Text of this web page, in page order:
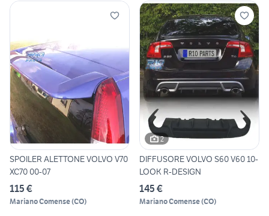
SPOILER ALETTONE VOLVO V70
XC70 00-07
115 €
Mariano Comense(CO)
2
DIFFUSORE VOLVO S60 V60 10-
LOOK R-DESIGN
145 €
Mariano Comense(CO)